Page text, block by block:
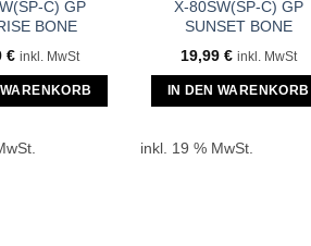
C) GP
BONE
€ inkl. MwSt
WARENKORB
X-80SW(SP-C) GP
SUNSET BONE
19,99 € inkl. MwSt
IN DEN WARENKORB
inkl. 19 % MwSt.